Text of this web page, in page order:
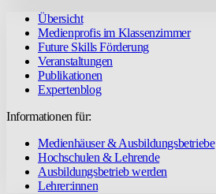
Übersicht
Medienprofis im Klassenzimmer
Future Skills Förderung
Veranstaltungen
Publikationen
Expertenblog
Informationen für:
Medienhäuser & Ausbildungsbetriebe
Hochschulen & Lehrende
Ausbildungsbetrieb werden
Lehrer:innen